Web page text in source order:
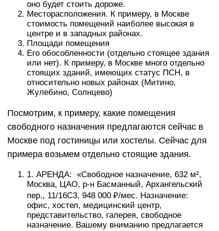
оно будет стоить дороже.
Месторасположения. К примеру, в Москве
стоимость помещений наиболее высокая в
центре и в западных районах.
Площади помещения
Его обособленности (отдельно стоящее здания
или нет). К примеру, в Москве много отдельно
стоящих зданий, имеющих статус ПСН, в
относительно новых районах (Митино,
Жулебино, Солнцево)
Посмотрим, к примеру, какие помещения
свободного назначения предлагаются сейчас в
Москве под гостиницы или хостелы. Сейчас для
примера возьмем отдельно стоящие здания.
1. АРЕНДА: «Свободное назначение, 632 м²,
Москва, ЦАО, р-н Басманный, Архангельский
пер., 11/16С3, 948 000 ₽/мес. Назначение:
офис, хостел, медицинский центр,
представительство, галерея, свободное
назначение. Вашему вниманию предлагается